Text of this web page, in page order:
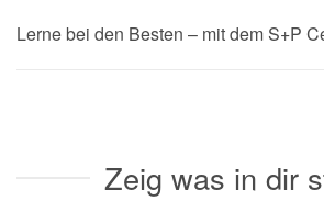
Lerne bei den Besten – mit dem S+P
Zeig was in dir